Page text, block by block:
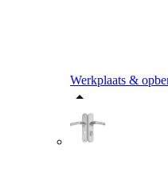
Werkplaats &